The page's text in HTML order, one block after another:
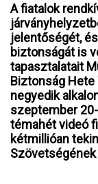
A fiatalok
jelentőségét,
biztonságát is
tapasztalatait
Biztonság Hete
negyedik
szeptember
témahét videó
kétmillióan